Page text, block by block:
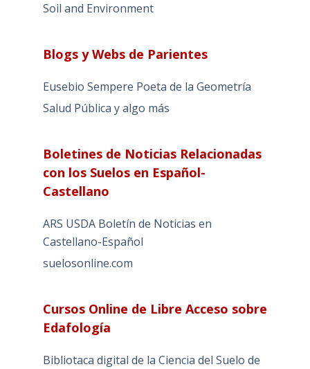
Soil and Environment
Blogs y Webs de Parientes
Eusebio Sempere Poeta de la Geometría
Salud Pública y algo más
Boletines de Noticias Relacionadas
con los Suelos en Español-
Castellano
ARS USDA Boletín de Noticias en
Castellano-Español
suelosonline.com
Cursos Online de Libre Acceso sobre
Edafología
Bibliotaca digital de la Ciencia del Suelo de